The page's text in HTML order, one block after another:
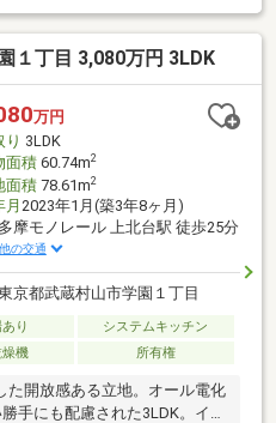
１丁目 3,080万円 3LDK
万円
り 3LDK
面積60.74m2
面積78.61m2
月 2023年1月(築3年8ヶ月)
多摩モノレール 上北台駅 徒歩25分
の交通
京都武蔵村山市学園１丁目
り
システムキッチン
機 所有権
た開放感ある立地。オール電化
手にも配慮された3LDK。イオ